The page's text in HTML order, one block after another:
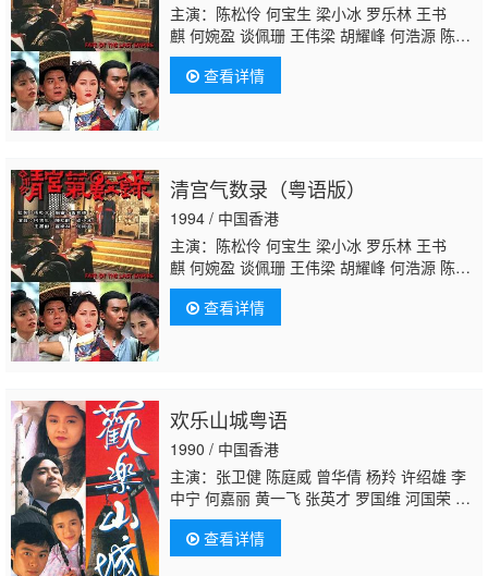
主演：陈松伶 何宝生 梁小冰 罗乐林 王书
麒 何婉盈 谈佩珊 王伟梁 胡耀峰 何浩源 陈中
坚 何璧坚 陈勉良 萧山仁 黄天铎 黄新 麦皓
为 张英才 许实贤 郭少芸 李欣曉 方傑 黄成
想 河国荣 区岳 戴少民 郭卓桦 麦嘉伦 张延 虞
汝超 凌汉 林珮君 蒋文端 王维德 邵卓尧
匡刘桂芳 陈荣峻 游飙 薛纯基 陆丽燕 温双
燕 余慕莲 陈燕航
查看详情
清宫气数录（粤语版）
1994 / 中国香港
主演：陈松伶 何宝生 梁小冰 罗乐林 王书
麒 何婉盈 谈佩珊 王伟梁 胡耀峰 何浩源 陈中
坚 何璧坚 陈勉良 萧山仁 黄天铎 黄新 麦皓
为 张英才 许实贤 郭少芸 李欣曉 方傑 黄成
想 河国荣 区岳 戴少民 郭卓桦 麦嘉伦 张延 虞
汝超 凌汉 林珮君 蒋文端 王维德 邵卓尧
匡刘桂芳 陈荣峻 游飙 薛纯基 陆丽燕 温双
燕 余慕莲 陈燕航
查看详情
欢乐山城粤语
1990 / 中国香港
主演：张卫健 陈庭威 曾华倩 杨羚 许绍雄 李
中宁 何嘉丽 黄一飞 张英才 罗国维 河国荣 邓
汝超 溫雙燕 陈勉良 萧山仁 陈国邦 仙杜拉 陆
应康 关菁黄仲匡
卿 曹济 林嘉丽 王伟梁 冯瑞珍 邓煜荣 凌汉 梅
查看详情